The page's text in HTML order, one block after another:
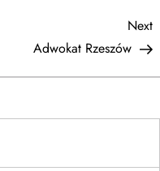
Next
Adwokat Rzeszów